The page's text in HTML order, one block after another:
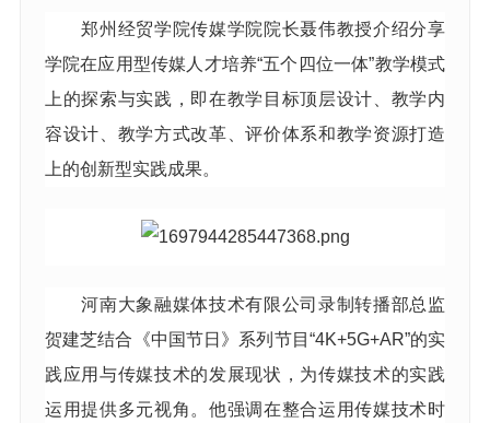
郑州经贸学院传媒学院院长聂伟教授介绍分享
学院在应用型传媒人才培养“五个四位一体”教学模式
上的探索与实践，即在教学目标顶层设计、教学内
容设计、教学方式改革、评价体系和教学资源打造
上的创新型实践成果。
河南大象融媒体技术有限公司录制转播部总监
贺建芝结合《中国节日》系列节目“4K+5G+AR”的实
践应用与传媒技术的发展现状，为传媒技术的实践
运用提供多元视角。他强调在整合运用传媒技术时